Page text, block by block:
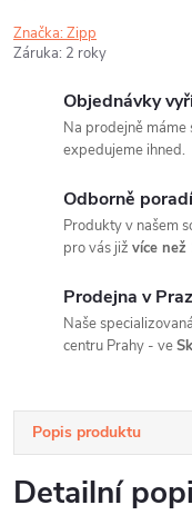
Značka:Zipp
Záruka: 2 roky
Objednávky
Na prodejně
expedujeme ihned.
Odborně
Produkty v našem
pro vás již více
Prodejna v
Naše
centru Prahy - ve
Popis produktu
Detailní